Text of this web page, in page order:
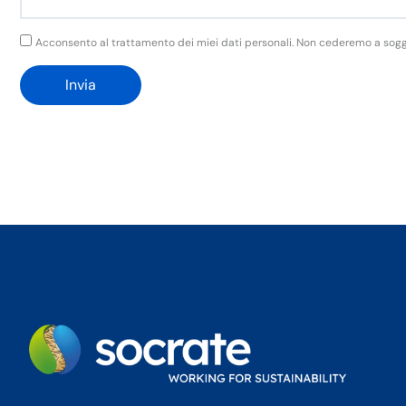
GDPR
Acconsento al trattamento dei miei dati personali. Non cederemo a
Invia